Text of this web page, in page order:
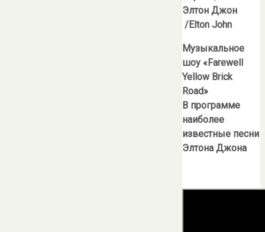
Элтон Джон
/Elton John
Музыкальное
шоу «Farewell
Yellow Brick
Road»
В программе
наиболее
известные песни
Элтона Джона